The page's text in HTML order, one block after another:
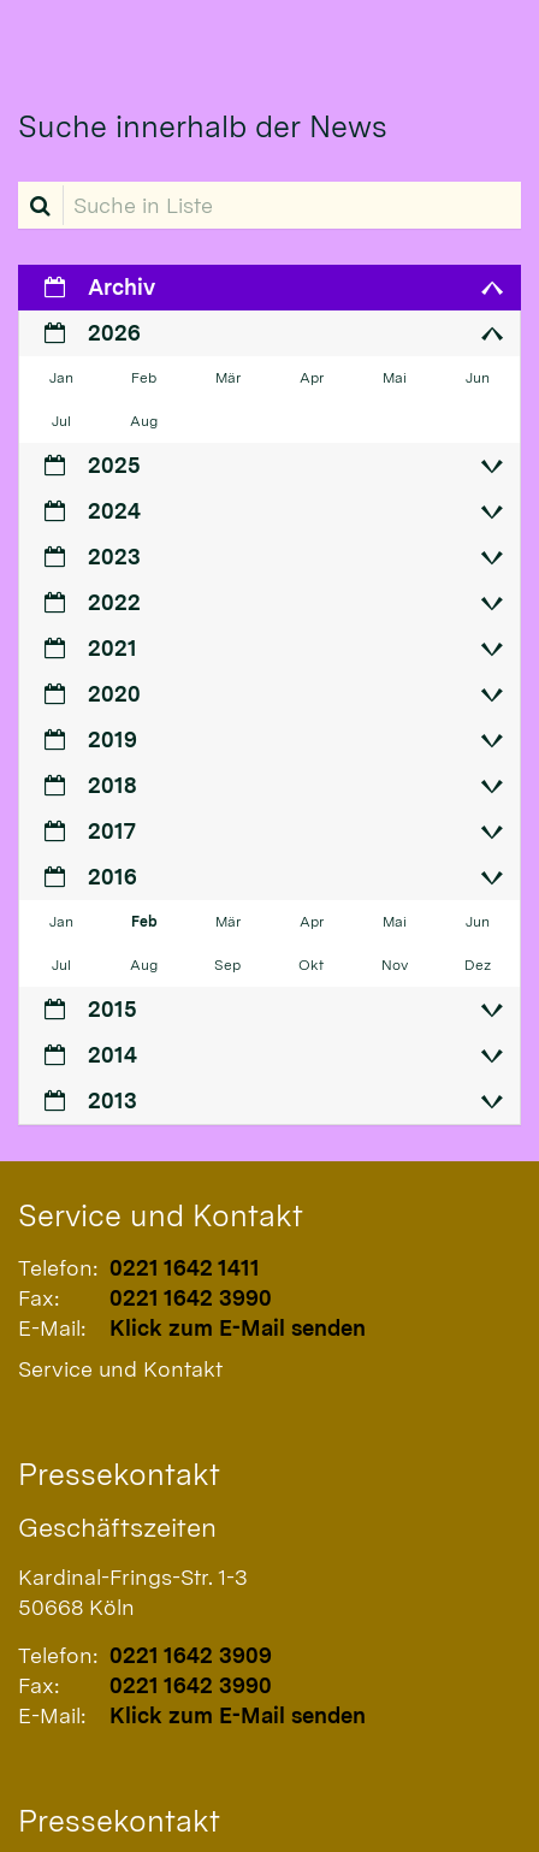
Suche innerhalb der News
Suche in Liste
Archiv
2026
Jan Feb Mär Apr Mai Jun
Jul Aug
2025
2024
2023
2022
2021
2020
2019
2018
2017
2016
Jan Feb Mär Apr Mai Jun
Jul Aug Sep Okt Nov Dez
2015
2014
2013
Service und Kontakt
Telefon: 0221 1642 1411
Fax:
0221 1642 3990
E-Mail:
Klick zum E-Mail senden
Service und Kontakt
Pressekontakt
Geschäftszeiten
Kardinal-Frings-Str. 1-3
50668 Köln
Telefon: 0221 1642 3909
Fax:
0221 1642 3990
E-Mail:
Klick zum E-Mail senden
Pressekontakt